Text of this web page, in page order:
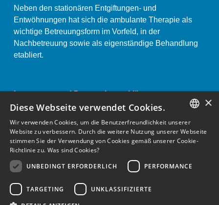
Neben den stationären Entgiftungen- und
Entwöhnungen hat sich die ambulante Therapie als
wichtige Betreuungsform im Vorfeld, in der
Nachbetreuung sowie als eigenständige Behandlung
etabliert.
Impressum und Datenschutzerklärung «
Anstaltsordnung «
GERMAN
ENGLISH
×
Diese Webseite verwendet Cookies.
Wir verwenden Cookies, um die Benutzerfreundlichkeit unserer
Website zu verbessern. Durch die weitere Nutzung unserer Webseite
stimmen Sie der Verwendung von Cookies gemäß unserer Cookie-
Richtlinie zu. Was sind Cookies?
UNBEDINGT ERFORDERLICH
PERFORMANCE
TARGETING UNKLASSIFIZIERTE